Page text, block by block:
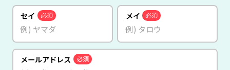
セイ 必須 メイ 必須
メールアドレス 必須